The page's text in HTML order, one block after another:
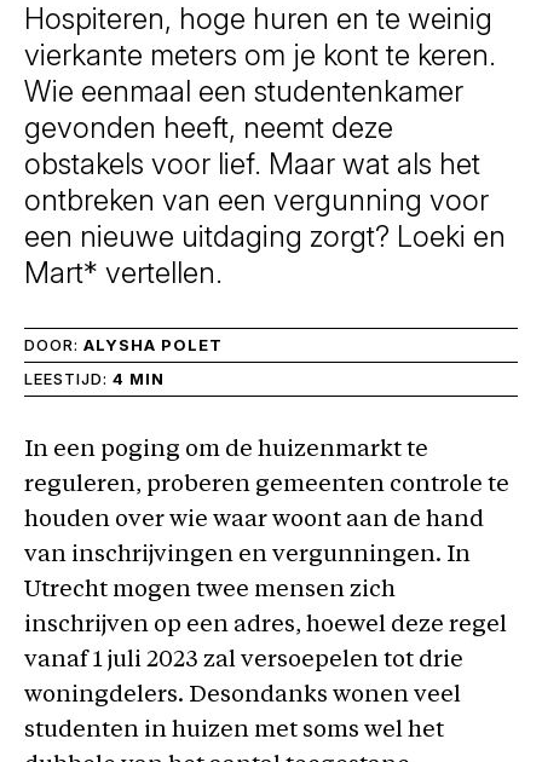
Hospiteren, hoge huren en te weinig
vierkante meters om je kont te keren.
Wie eenmaal een studentenkamer
gevonden heeft, neemt deze
obstakels voor lief. Maar wat als het
ontbreken van een vergunning voor
een nieuwe uitdaging zorgt? Loeki en
Mart* vertellen.
DOOR: ALYSHA POLET
LEESTIJD: 4 MIN
In een poging om de huizenmarkt te
reguleren, proberen gemeenten controle te
houden over wie waar woont aan de hand
van inschrijvingen en vergunningen. In
Utrecht mogen twee mensen zich
inschrijven op een adres, hoewel deze regel
vanaf 1 juli 2023 zal versoepelen tot drie
woningdelers. Desondanks wonen veel
studenten in huizen met soms wel het